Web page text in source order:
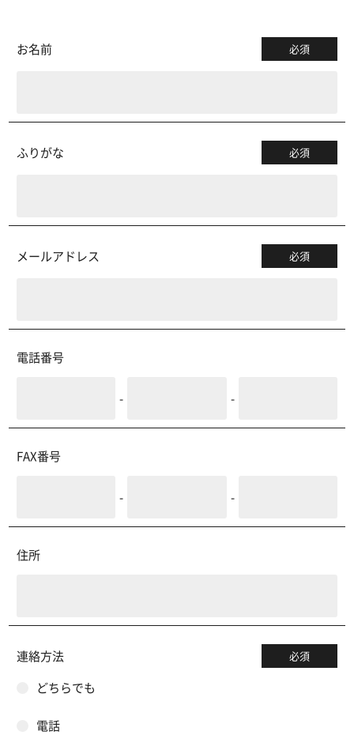
お名前 必須
ふりがな 必須
メールアドレス 必須
電話番号
- -
FAX番号
- -
住所
連絡方法 必須
どちらでも
電話